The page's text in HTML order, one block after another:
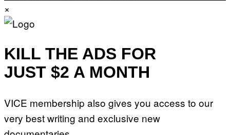
×
KILL THE ADS FOR
JUST $2 A MONTH
VICE membership also gives you access to our
very best writing and exclusive new